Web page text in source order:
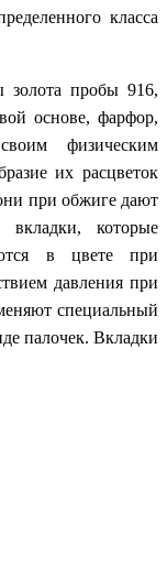
класса
золота пробы 916,
основе, фарфор,
физическим
их расцветок
при обжиге дают
вкладки, которые
в цвете при
давления при
специальный
палочек. Вкладки